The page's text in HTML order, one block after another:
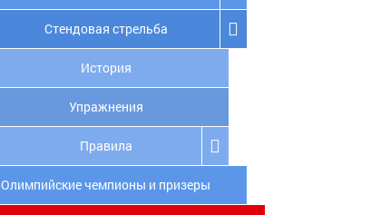
Стендовая стрельба
История
Упражнения
Правила
Олимпийские чемпионы и призеры